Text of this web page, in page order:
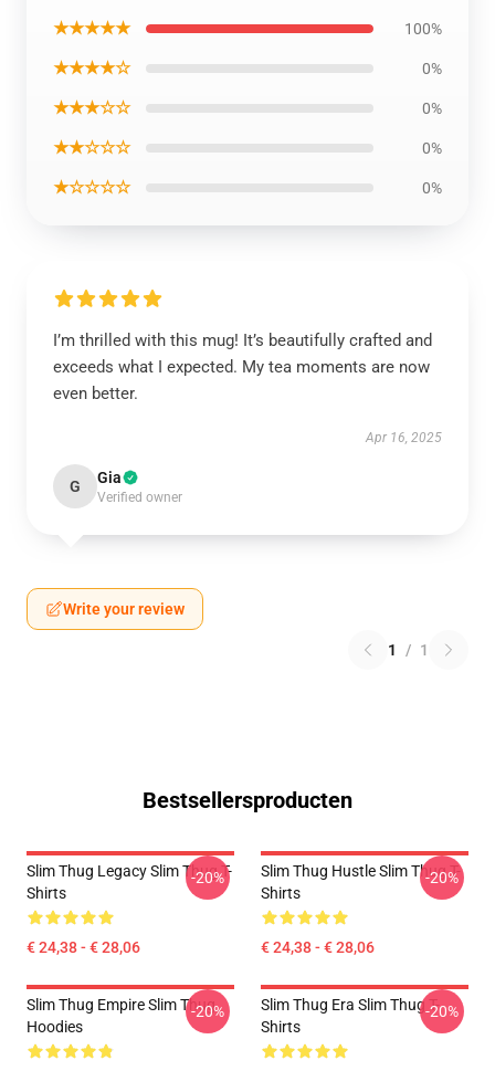
★★★★★ 100%
★★★★☆ 0%
★★★☆☆ 0%
★★☆☆☆ 0%
★☆☆☆☆ 0%
I’m thrilled with this mug! It’s beautifully crafted and
exceeds what I expected. My tea moments are now
even better.
Apr 16, 2025
G Gia
Verified owner
Write your review
1 / 1
Bestsellersproducten
Slim Thug Legacy Slim Thug T-
Shirts
€ 24,38 - € 28,06
-20%
Slim Thug Hustle Slim Thug T-
Shirts
€ 24,38 - € 28,06
-20%
Slim Thug Empire Slim Thug
Hoodies
-20%
Slim Thug Era Slim Thug T-
Shirts
-20%